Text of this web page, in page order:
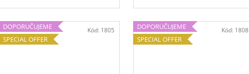
DOPORUČUJEME
SPECIAL OFFER
Kód: 1805
DOPORUČUJEME
SPECIAL OFFER
Kód: 1808